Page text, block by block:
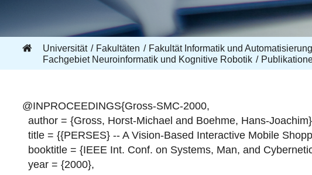
Universität Fakultäten Fakultät Informatik und Automatisierung
Fachgebiet Neuroinformatik und Kognitive Robotik
@INPROCEEDINGS{Gross-SMC-2000,
author = {Gross, Horst-Michael and Boehme, Hans-
title = {{PERSES} -- A Vision-Based Interactive Mobile
booktitle = {IEEE Int. Conf. on Systems, Man, and
year = {2000},